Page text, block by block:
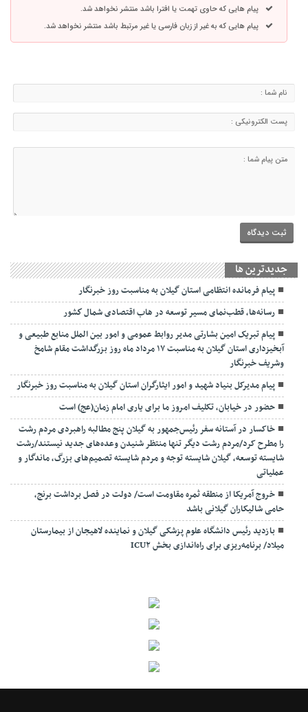
پیام هایی که حاوی تهمت یا افترا باشد منتشر نخواهد شد.
پیام هایی که به غیر از زبان فارسی یا غیر مرتبط باشد منتشر نخواهد شد.
جديدترين ها
پیام فرمانده انتظامی استان گیلان به مناسبت روز خبرنگار
رسانه‌ها، قطب‌نمای مسیر توسعه در هاب اقتصادی شمال كشور
پیام تبریک امین بشارتی مدیر روابط عمومی و امور بین الملل منابع طبیعی و
آبخیزداری استان گیلان به مناسبت ۱۷ مرداد ماه روز بزرگداشت مقام شامخ
وشریف خبرنگار
پیام مدیرکل بنیاد شهید و امور ایثارگران استان گیلان به مناسبت روز خبرنگار
حضور در خیابان، تکلیف امروز ما برای یاری امام زمان(عج) است
خاکسار در آستانه سفر رئیس‌جمهور به گیلان پنج مطالبه راهبردی مردم رشت
را مطرح کرد/مردم رشت دیگر تنها منتظر شنیدن وعده‌های جدید نیستند/رشت
شایسته توسعه، گیلان شایسته توجه و مردم شایسته تصمیم‌های بزرگ، ماندگار و
عملیاتی
خروج آمریکا از منطقه ثمره مقاومت است/ دولت در فصل برداشت برنج،
حامی شالیکاران گیلانی باشد
بازدید رئیس دانشگاه علوم پزشکی گیلان و نماینده لاهیجان از بیمارستان
میلاد/ برنامه‌ریزی برای راه‌اندازی بخش ICU۲